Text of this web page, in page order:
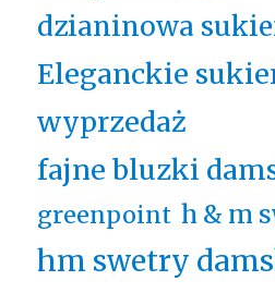
dzianinowa
Eleganckie
wyprzedaż
fajne bluzki
greenpoint h & m
hm swetry